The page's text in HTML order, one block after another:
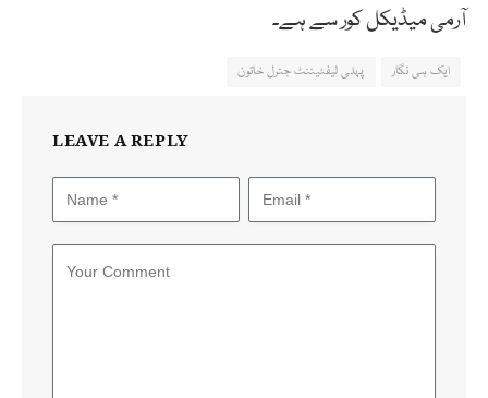
آرمی میڈیکل کور سے ہے۔
ایک ہی نگار پہلی لیفٹیننٹ جنرل خاتون
LEAVE A REPLY